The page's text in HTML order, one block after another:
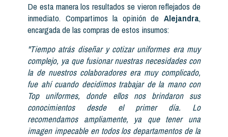
De esta manera los resultados se vieron reflejados de
inmediato. Compartimos la opinión de Alejandra,
encargada de las compras de estos insumos:
"Tiempo atrás diseñar y cotizar uniformes era muy
complejo, ya que fusionar nuestras necesidades con
la de nuestros colaboradores era muy complicado,
fue ahí cuando decidimos trabajar de la mano con
Top uniformes, donde ellos nos brindaron sus
conocimientos desde el primer día. Lo
recomendamos ampliamente, ya que tener una
imagen impecable en todos los departamentos de la